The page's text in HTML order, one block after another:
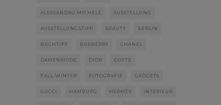
ALESSANDRO MICHELE AUSSTELLUNG
AUSSTELLUNGSTIPP BEAUTY BERLIN
BUCHTIPP BURBERRY CHANEL
DAMENMODE DIOR DÜFTE
FALL-WINTER FOTOGRAFIE GADGETS
GUCCI HAMBURG HERMÈS INTERIEUR